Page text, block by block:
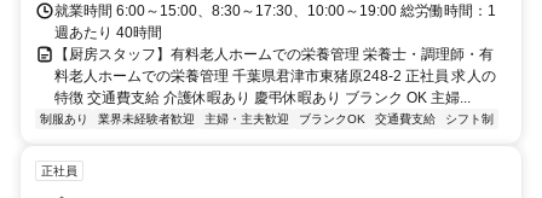
就業時間 6:00～15:00、8:30～17:30、10:00～19:00 総労働時間：1
週あたり 40時間
【厨房スタッフ】有料老人ホームでの栄養管理 栄養士・調理師・有
料老人ホームでの栄養管理 千葉県君津市東猪原248-2 正社員 求人の
特徴 交通費支給 介護休暇あり 慶弔休暇あり ブランク OK 主婦...
制服あり 業界未経験者歓迎 主婦・主夫歓迎 ブランクOK 交通費支給 シフト制
正社員